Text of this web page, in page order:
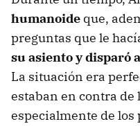
humanoide que,
preguntas que le
su asiento y disparó
La situación era
estaban en contra de
especialmente de